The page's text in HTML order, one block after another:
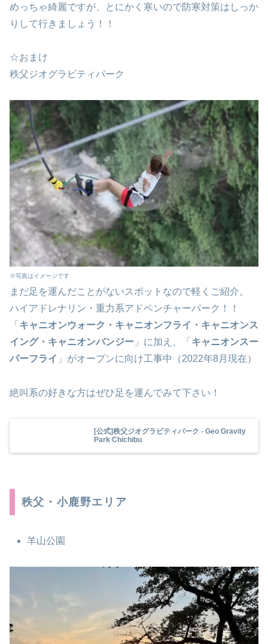
めっちゃ綺麗ですが、とにかく寒いので防寒対策はしっか
りして行きましょう！！
☆おまけ
秩父ジオグラビティパーク
※写真はイメージです
まだ足を運んだことがないスポットなので軽くご紹介。
ハイアドレナリン・重力系アドベンチャーパーク！！
「 キャニオンウォーク・キャニオンフライ・キャニオンス
イング・キャニオンバンジー 」に加え、「 キャニオンスー
パーフライ 」がオープンに向け工事中（2022年8月現在）
絶叫系の好きな方はぜひ足を運んでみて下さい！
[公式]秩父ジオグラビティパーク - Geo Gravity
Park Chichibu
秩父・小鹿野エリア
羊山公園